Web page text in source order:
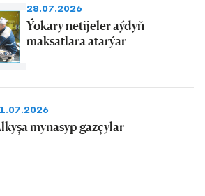
28.07.2026
Ýokary netijeler aýdyň
maksatlara atarýar
mynasyp gazçylar